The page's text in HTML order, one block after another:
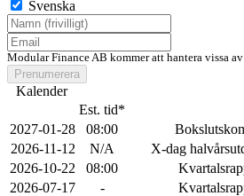
Svenska
Modular Finance AB kommer att hantera vissa
Prenumerera
Kalender
Est. tid*
2027-01-28
08:00
2026-11-12
N/A
X-dag
2026-10-22
08:00
2026-07-17
-